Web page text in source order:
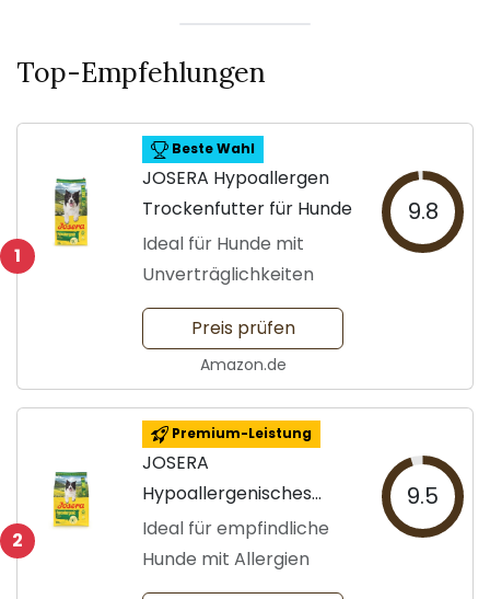
Top-Empfehlungen
1
Beste Wahl
JOSERA Hypoallergen
Trockenfutter für Hunde
Ideal für Hunde mit
Unverträglichkeiten
9.8
Preis prüfen
Amazon.de
2
Premium-Leistung
JOSERA
Hypoallergenisches
Trockenfutter für Hunde
Ideal für empfindliche
Hunde mit Allergien
9.5